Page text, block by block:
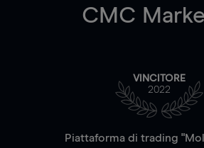
CMC
VINCITORE
2022
Piattaforma di trading